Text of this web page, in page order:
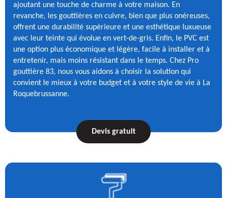
ajoutant une touche de charme à votre maison. En
revanche, les gouttières en cuivre, bien que plus onéreuses,
offrent une durabilité supérieure et une esthétique luxueuse
avec leur teinte qui évolue en vert-de-gris. Enfin, le PVC est
une option plus économique et légère, facile à installer et à
entretenir, mais moins résistant dans le temps. Chez Pro
gouttière 83, nous vous aidons à choisir la solution qui
convient le mieux à votre budget et à votre style de vie à La
Roquebrussanne.
Devis gratuit